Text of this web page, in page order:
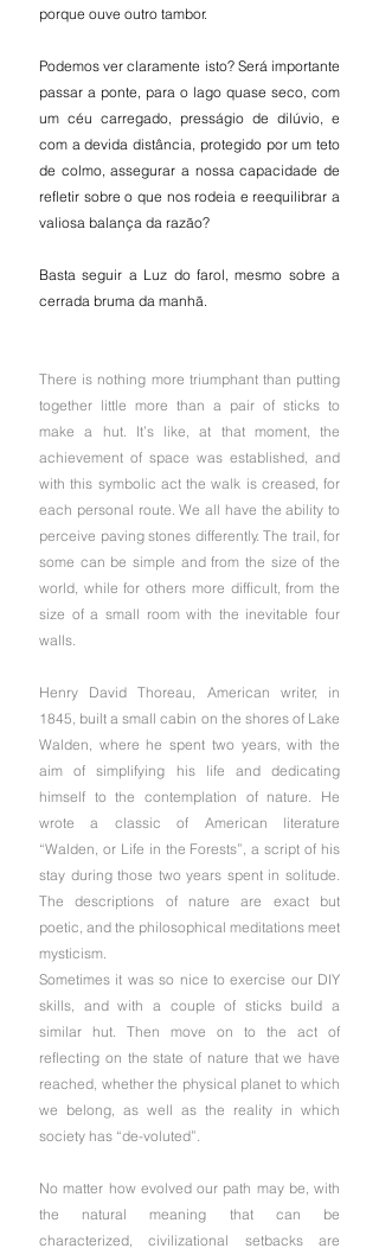
porque ouve outro tambor.
Podemos ver claramente isto? Será importante
passar a ponte, para o lago quase seco, com
um céu carregado, presságio de dilúvio, e
com a devida distância, protegido por um teto
de colmo, assegurar a nossa capacidade de
refletir sobre o que nos rodeia e reequilibrar a
valiosa balança da razão?
Basta seguir a Luz do farol, mesmo sobre a
cerrada bruma da manhã.
There is nothing more triumphant than putting
together little more than a pair of sticks to
make a hut. It’s like, at that moment, the
achievement of space was established, and
with this symbolic act the walk is creased, for
each personal route. We all have the ability to
perceive paving stones differently. The trail, for
some can be simple and from the size of the
world, while for others more difficult, from the
size of a small room with the inevitable four
walls.
Henry David Thoreau, American writer, in
1845, built a small cabin on the shores of Lake
Walden, where he spent two years, with the
aim of simplifying his life and dedicating
himself to the contemplation of nature. He
wrote a classic of American literature
“Walden, or Life in the Forests”, a script of his
stay during those two years spent in solitude.
The descriptions of nature are exact but
poetic, and the philosophical meditations meet
mysticism.
Sometimes it was so nice to exercise our DIY
skills, and with a couple of sticks build a
similar hut. Then move on to the act of
reflecting on the state of nature that we have
reached, whether the physical planet to which
we belong, as well as the reality in which
society has “de-voluted”.
No matter how evolved our path may be, with
the natural meaning that can be
characterized, civilizational setbacks are